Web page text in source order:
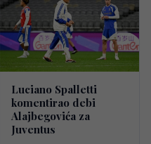
Luciano Spalletti
komentirao debi
Alajbegovića za
Juventus